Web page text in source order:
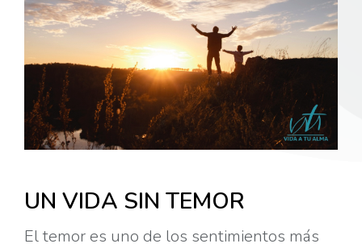
UN VIDA SIN TEMOR
El temor es uno de los sentimientos más